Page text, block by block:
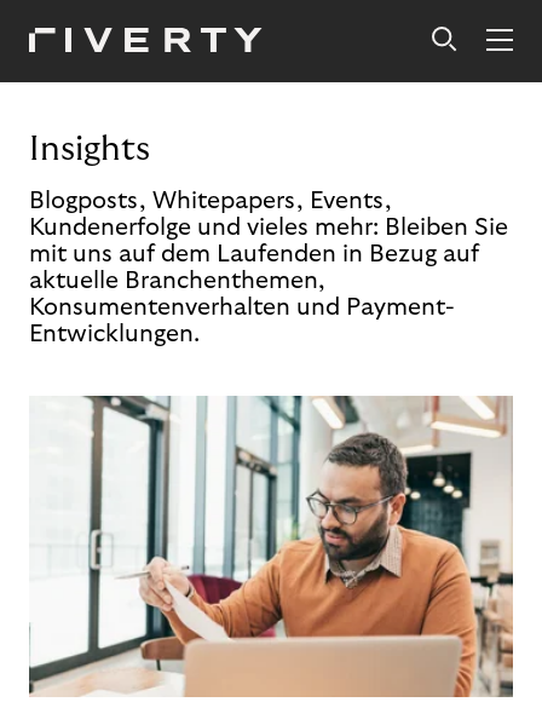
Insights
Blogposts, Whitepapers, Events,
Kundenerfolge und vieles mehr: Bleiben Sie
mit uns auf dem Laufenden in Bezug auf
aktuelle Branchenthemen,
Konsumentenverhalten und Payment-
Entwicklungen.